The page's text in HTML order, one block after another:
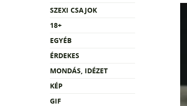
SZEXI CSAJOK
18+
EGYÉB
ÉRDEKES
MONDÁS, IDÉZET
KÉP
GIF